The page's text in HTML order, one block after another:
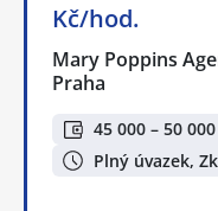
Kč/hod.
Mary Poppins
Praha
45 000 – 50
Plný úvazek,